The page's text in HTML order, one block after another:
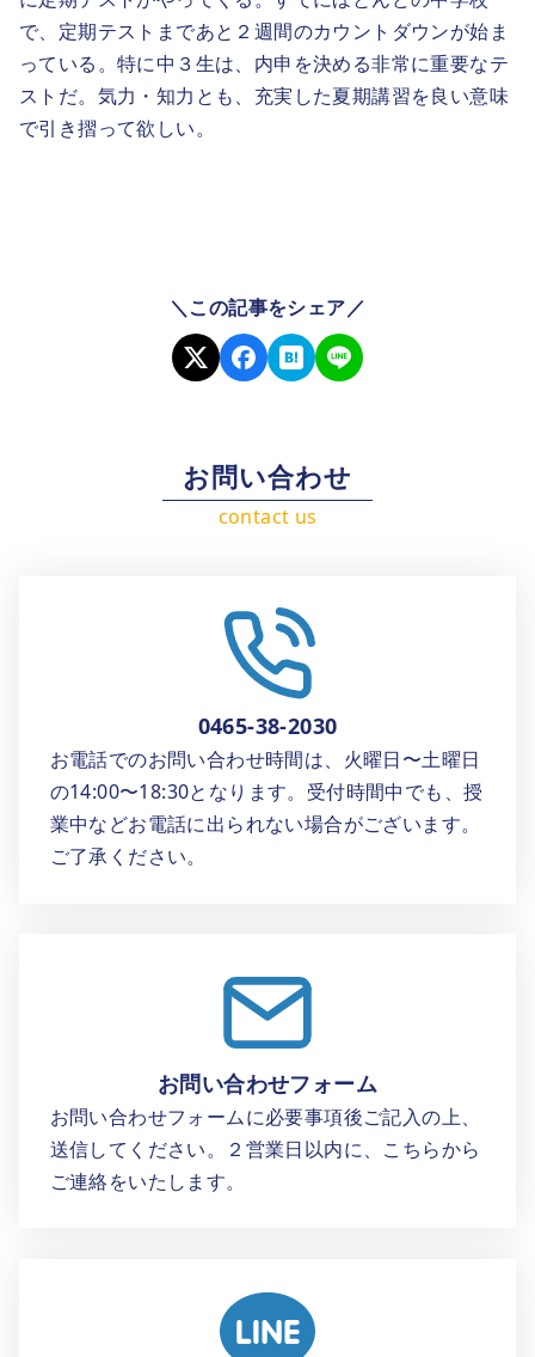
で、定期テストまであと２週間のカウントダウンが始ま
っている。特に中３生は、内申を決める非常に重要なテ
ストだ。気力・知力とも、充実した夏期講習を良い意味
で引き摺って欲しい。
＼この記事をシェア／
お問い合わせ
0465-38-2030
お電話でのお問い合わせ時間は、火曜日〜土曜日
の14:00〜18:30となります。受付時間中でも、授
業中などお電話に出られない場合がございます。
ご了承ください。
お問い合わせフォーム
お問い合わせフォームに必要事項後ご記入の上、
送信してください。２営業日以内に、こちらから
ご連絡をいたします。